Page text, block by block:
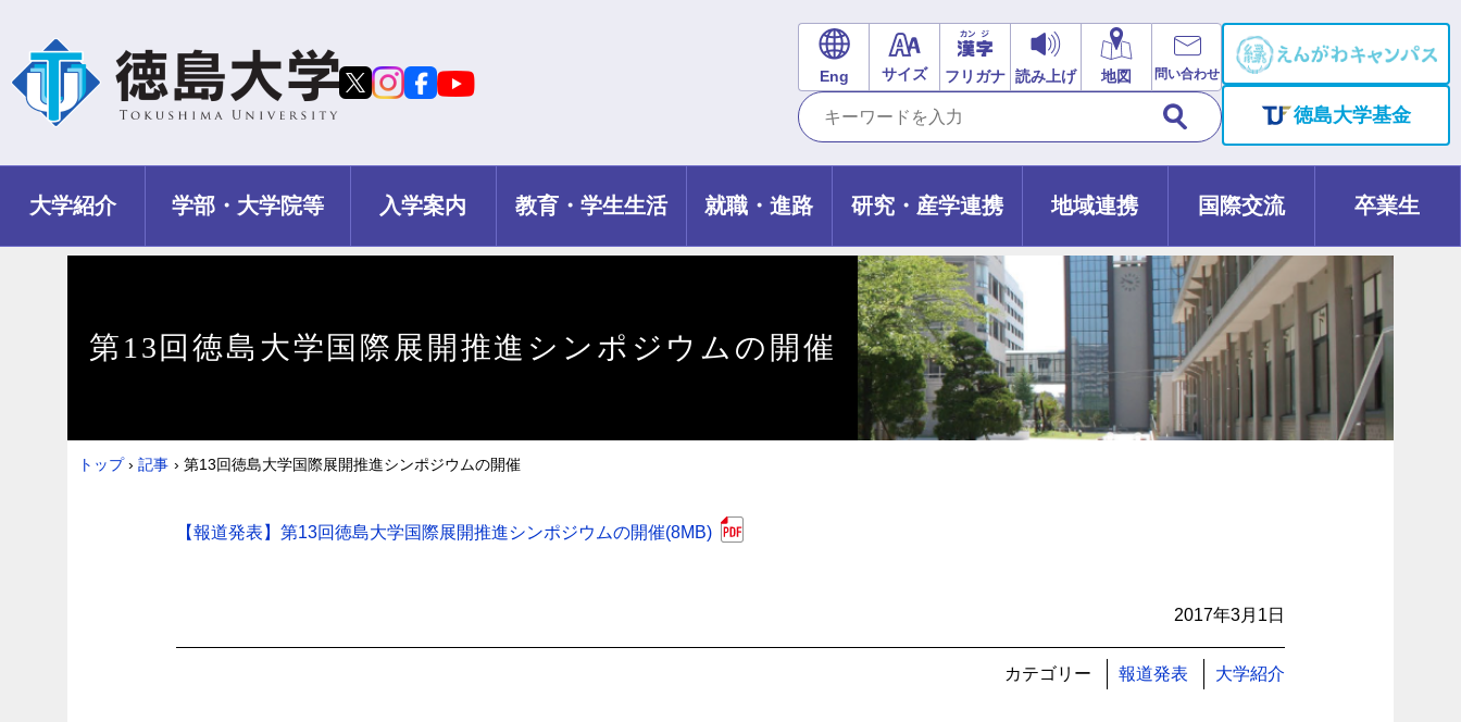
Eng サイズ フリガナ 読み上げ 地図 問い合わせ
徳島大学基金
大学紹介 学部・大学院等 入学案内 教育・学生生活 就職・進路 研究・産学連携 地域連携 国際交流 卒業生
第13回徳島大学国際展開推進シンポジウムの開催
トップ › 記事 › 第13回徳島大学国際展開推進シンポジウムの開催
【報道発表】第13回徳島大学国際展開推進シンポジウムの開催(8MB)
2017年3月1日
カテゴリー 報道発表 大学紹介